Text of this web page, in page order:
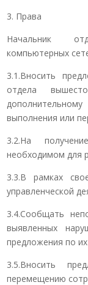
3. Права
Начальник
компьютерных
3.1.Вносить
отдела
выполнения или
3.2.На
необходимом для
3.3.В рамках
управленческой
3.4.Сообщать
выявленных
предложения по
3.5.Вносить
перемещению